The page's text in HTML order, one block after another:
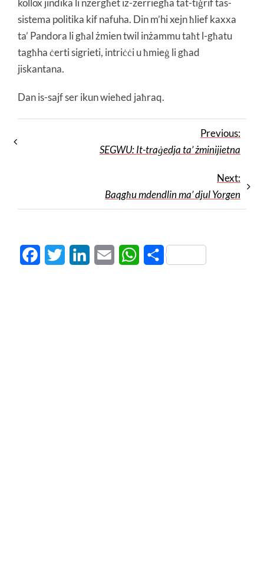
kollox jindika li nżergħet iż-żerriegħa tat-tiġrif tas-
sistema politika kif nafuha. Din m’hi xejn ħlief kaxxa
ta’ Pandora li għal żmien twil inżammu taħt l-għatu
tagħha ċerti sigrieti, intriċċi u ħmieġ li għad
jiskantana.
Dan is-sajf ser ikun wieħed jaħraq.
Previous:
SEGWU: It-traġedja ta’ żminijietna
Next:
Baqgħu mdendlin ma’ djul Yorgen
FacebookTwitter LinkedInEmail WhatsApp
Share